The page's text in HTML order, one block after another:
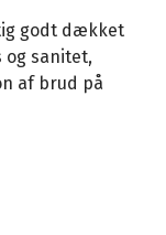
godt dækket
og sanitet,
af brud på